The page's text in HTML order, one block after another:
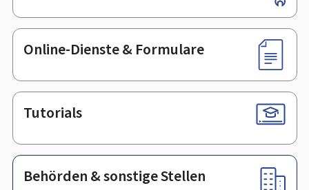
Online-Dienste & Formulare
Tutorials
Behörden & sonstige Stellen